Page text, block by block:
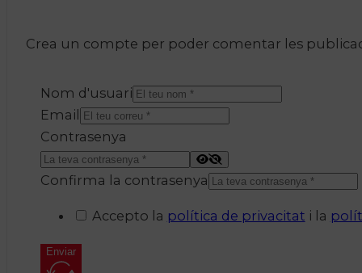
Crea un compte per poder comentar les
Nom d'usuari
Email
Contrasenya
Confirma la contrasenya
Accepto la política de privacitat i la
Enviar